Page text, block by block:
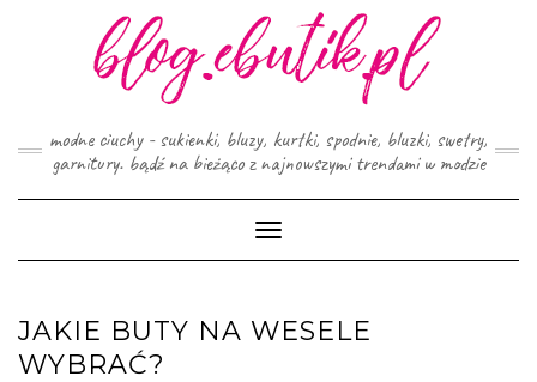
modne ciuchy - sukienki, bluzy, kurtki, spodnie, bluzki, swetry,
garnitury. bądź na bieżąco z najnowszymi trendami w modzie
Toggle
Navigation
JAKIE BUTY NA WESELE
WYBRAĆ?